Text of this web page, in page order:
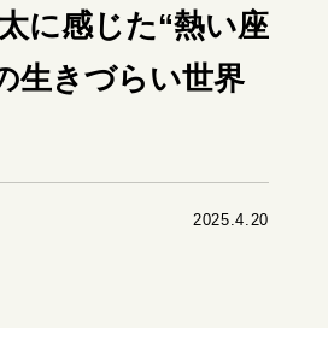
に感じた“熱い座
生きづらい世界
2025.4.20